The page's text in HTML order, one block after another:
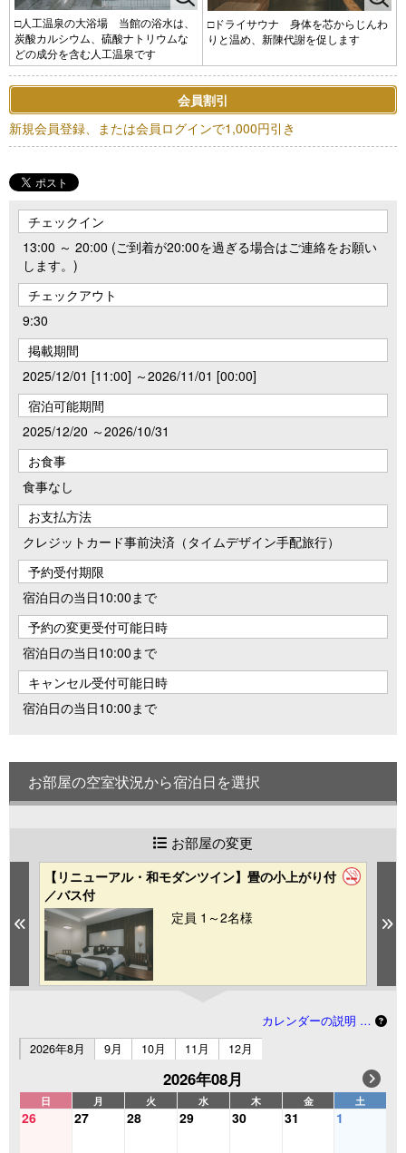
□人工温泉の大浴場 当館の浴水は、
炭酸カルシウム、硫酸ナトリウムな
どの成分を含む人工温泉です
□ドライサウナ 身体を芯からじんわ
りと温め、新陳代謝を促します
会員割引
新規会員登録、または会員ログインで1,000円引き
チェックイン
13:00 ～ 20:00 (ご到着が20:00を過ぎる場合はご連絡をお願い
します。)
チェックアウト
9:30
掲載期間
2025/12/01 [11:00] ～2026/11/01 [00:00]
宿泊可能期間
2025/12/20 ～2026/10/31
お食事
食事なし
お支払方法
クレジットカード事前決済（タイムデザイン手配旅行）
予約受付期限
宿泊日の当日10:00まで
予約の変更受付可能日時
宿泊日の当日10:00まで
キャンセル受付可能日時
宿泊日の当日10:00まで
お部屋の空室状況から宿泊日を選択
お部屋の変更
Previous
【リニューアル・和モダンツイン】畳の小上がり付
／バス付
定員 1～2名様
カレンダーの説明 …
2026年8月
9月 10月 11月 12月
2026年08月
日 月 火 水 木 金 土
26 27 28 29 30 31 1